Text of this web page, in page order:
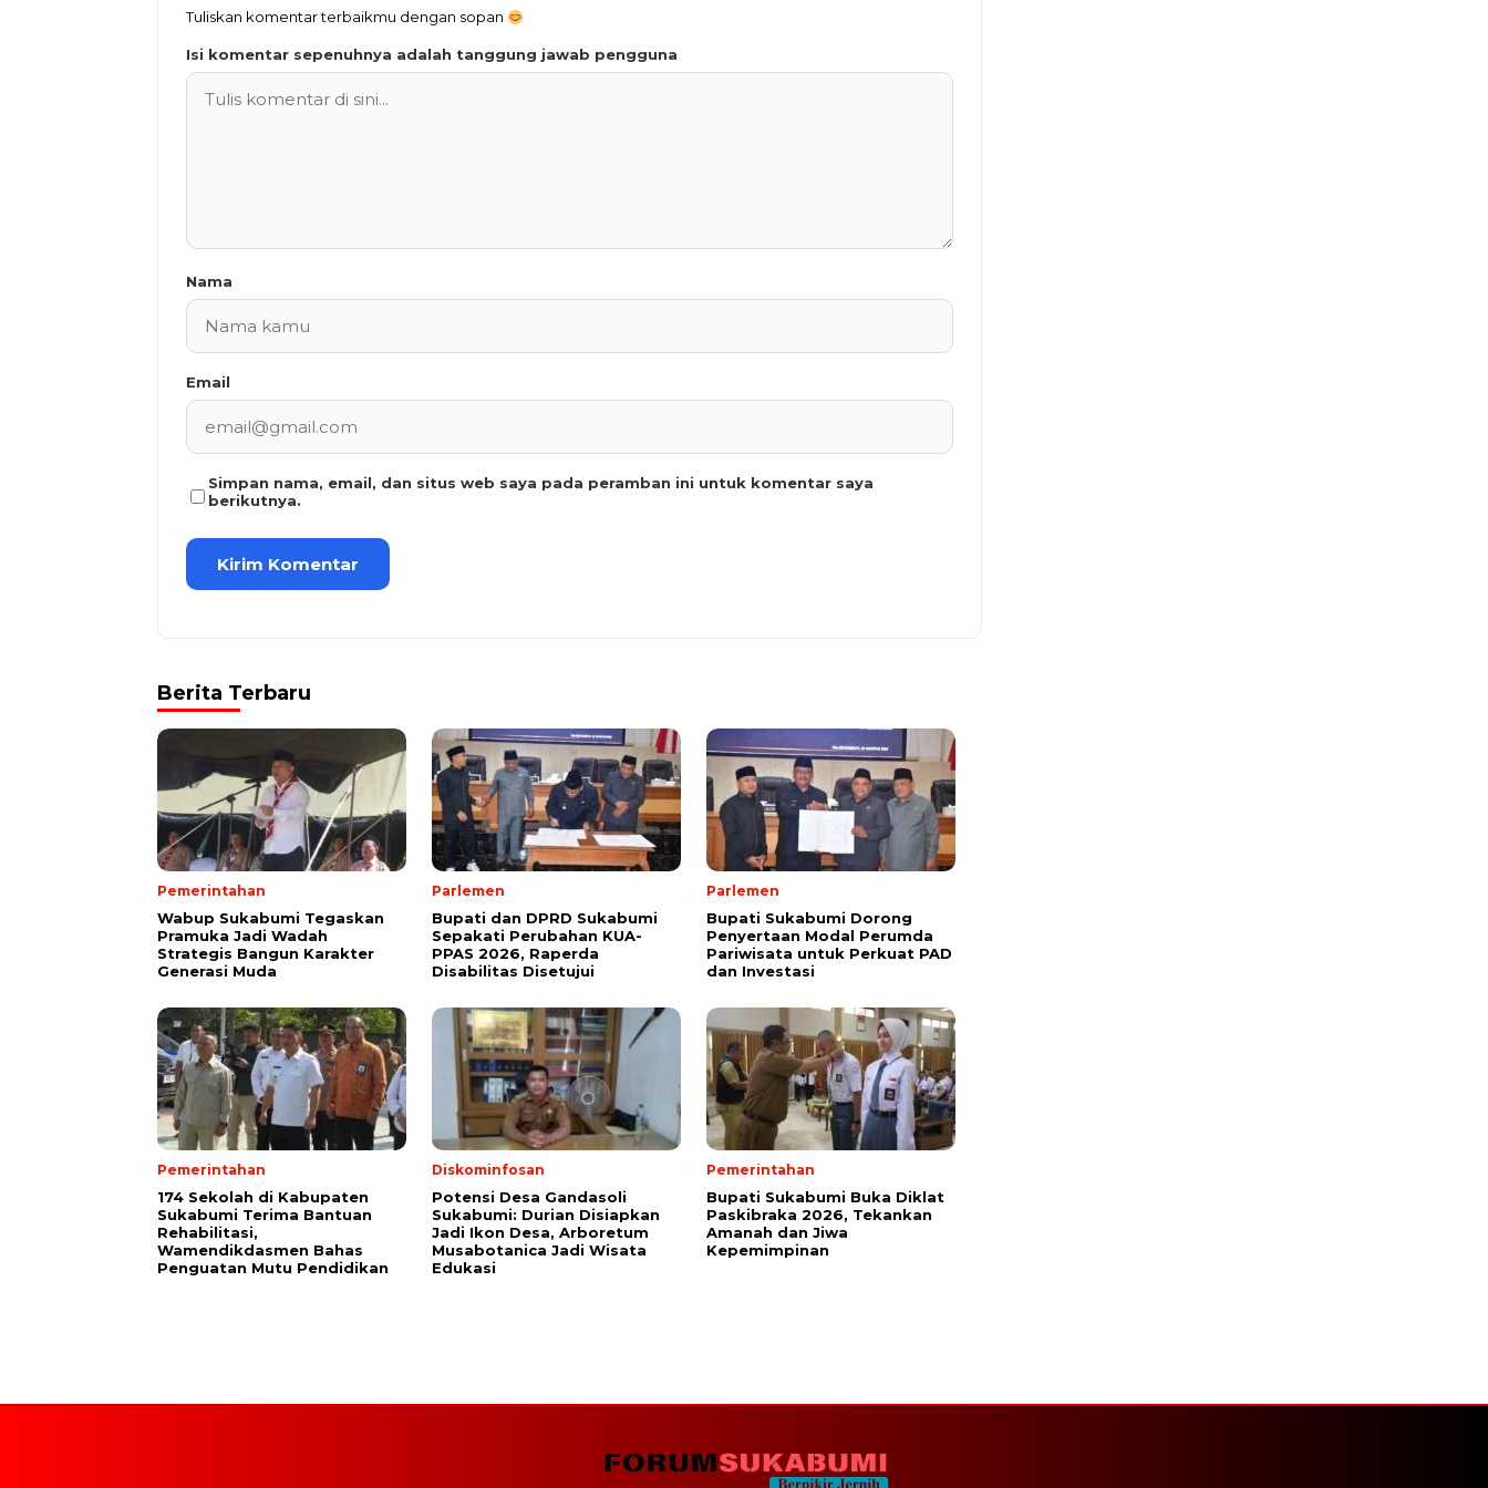
Tuliskan komentar terbaikmu dengan sopan
Isi komentar sepenuhnya adalah tanggung jawab pengguna
Nama
Email
Simpan nama, email, dan situs web saya pada peramban ini untuk komentar saya
berikutnya.
Berita Terbaru
Pemerintahan
Wabup Sukabumi Tegaskan
Pramuka Jadi Wadah
Strategis Bangun Karakter
Generasi Muda
Parlemen
Bupati dan DPRD Sukabumi
Sepakati Perubahan KUA-
PPAS 2026, Raperda
Disabilitas Disetujui
Parlemen
Bupati Sukabumi Dorong
Penyertaan Modal Perumda
Pariwisata untuk Perkuat PAD
dan Investasi
Pemerintahan
174 Sekolah di Kabupaten
Sukabumi Terima Bantuan
Rehabilitasi,
Wamendikdasmen Bahas
Penguatan Mutu Pendidikan
Diskominfosan
Potensi Desa Gandasoli
Sukabumi: Durian Disiapkan
Jadi Ikon Desa, Arboretum
Musabotanica Jadi Wisata
Edukasi
Pemerintahan
Bupati Sukabumi Buka Diklat
Paskibraka 2026, Tekankan
Amanah dan Jiwa
Kepemimpinan